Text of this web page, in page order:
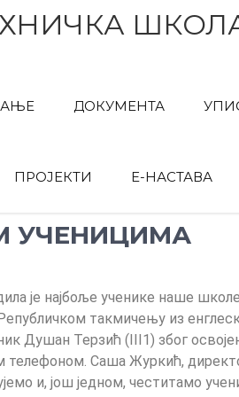
ДОКУМЕНТА
ПРОЈЕКТИ Е-НАСТАВА
УЧЕНИЦИМА
је најбоље ученике наше
такмичењу из
Душан Терзић (III1) због
телефоном. Саша Журкић,
и, још једном, честитамо